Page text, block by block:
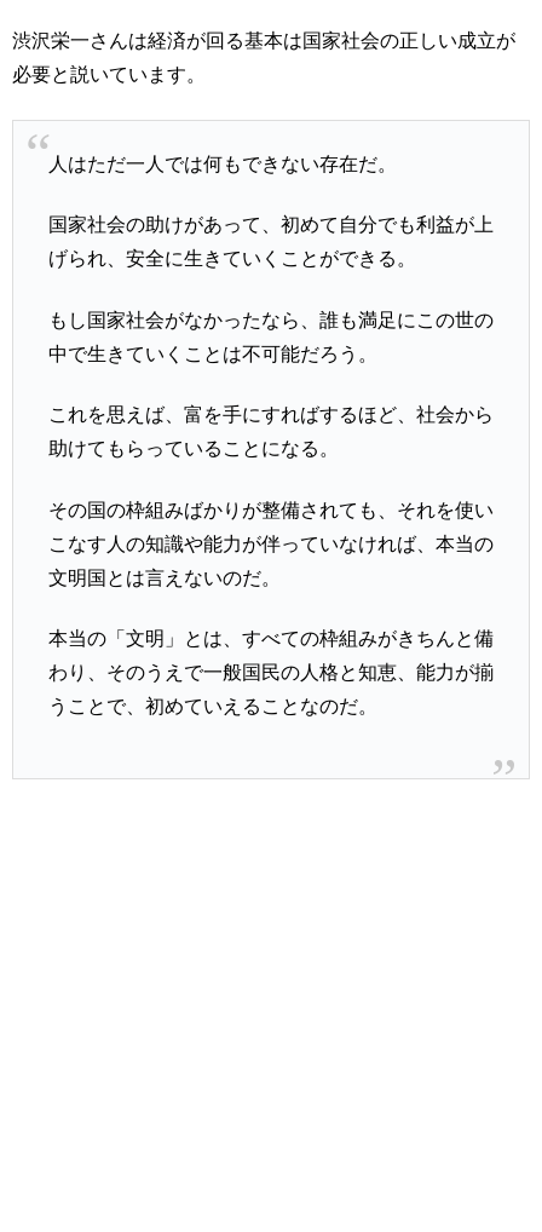
渋沢栄一さんは経済が回る基本は国家社会の正しい成立が
必要と説いています。
人はただ一人では何もできない存在だ。
国家社会の助けがあって、初めて自分でも利益が上
げられ、安全に生きていくことができる。
もし国家社会がなかったなら、誰も満足にこの世の
中で生きていくことは不可能だろう。
これを思えば、富を手にすればするほど、社会から
助けてもらっていることになる。
その国の枠組みばかりが整備されても、それを使い
こなす人の知識や能力が伴っていなければ、本当の
文明国とは言えないのだ。
本当の「文明」とは、すべての枠組みがきちんと備
わり、そのうえで一般国民の人格と知恵、能力が揃
うことで、初めていえることなのだ。